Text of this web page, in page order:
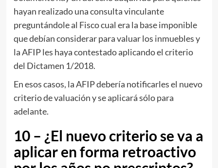
hayan realizado una consulta vinculante
preguntándole al Fisco cual era la base imponible
que debían considerar para valuar los inmuebles y
la AFIP les haya contestado aplicando el criterio
del Dictamen 1/2018.
En esos casos, la AFIP debería notificarles el nuevo
criterio de valuación y se aplicará sólo para
adelante.
10 – ¿El nuevo criterio se va a
aplicar en forma retroactivo